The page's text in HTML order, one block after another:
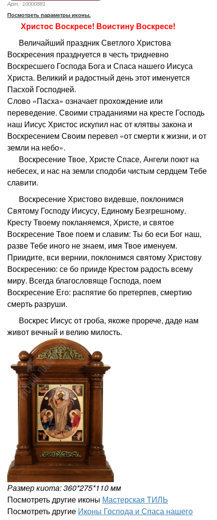
Арт.: 10000881
Посмотреть параметры иконы.
Христос Воскресе! Воистину Воскресе!
Величайший праздник Светлого Христова
Воскресения празднуется в честь тридневно
Воскресшего Господа Бога и Спаса нашего Иисуса
Христа. Великий и радостный день этот именуется
Пасхой Господней.
Слово «Пасха» означает прохождение или
переведение. Своими страданиями на кресте Господь
наш Иисус Христос искупил нас от клятвы закона и
Воскресением Своим перевел «от смерти к жизни, и от
земли на небо».
Воскресение Твое, Христе Спасе, Ангели поют на
небесех, и нас на земли сподоби чистым сердцем Тебе
славити.
Воскресение Христово видевше, поклонимся
Святому Господу Иисусу, Единому Безгрешному.
Кресту Твоему покланяемся, Христе, и святое
Воскресение Твое поем и славим: Ты бо еси Бог наш,
разве Тебе иного не знаем, имя Твое именуем.
Приидите, вси вернии, поклонимся святому Христову
Воскресению: се бо прииде Крестом радость всему
миру. Всегда благословяще Господа, поем
Воскресение Его: распятие бо претерпев, смертию
смерть разруши.
Воскрес Иисус от гроба, якоже прорече, даде нам
живот вечный и велию милость.
Размер киота: 360*275*110 мм
Посмотреть другие иконы Мастерская ТИЛЬ
Посмотреть другие Иконы Господа и Спаса нашего